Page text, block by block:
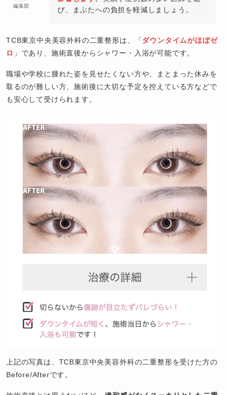
編集部
び、まぶたへの負担を軽減しましょう。
TCB東京中央美容外科の二重整形は、「ダウンタイムがほぼゼ
ロ 」であり、施術直後からシャワー・入浴が可能です。
職場や学校に腫れた姿を見せたくない方や、まとまった休みを
取るのが難しい方、施術後に大切な予定を控えている方などで
も安心して受けられます。
上記の写真は、TCB東京中央美容外科の二重整形を受けた方の
Before/Afterです。